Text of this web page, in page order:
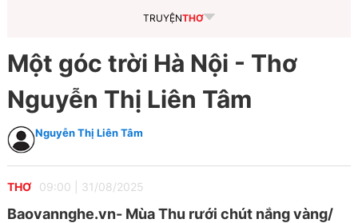
TRUYỆNTHƠ
Một góc trời Hà Nội - Thơ
Nguyễn Thị Liên Tâm
Nguyễn Thị Liên Tâm
THƠ 09:00 31/08/2025
Baovannghe.vn- Mùa Thu rưới chút nắng vàng/